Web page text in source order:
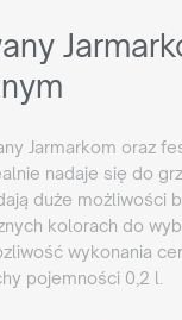
Jarmarkom oraz
nadaje się do
duże możliwości
kolorach do
wykonania
pojemności 0,2 l.